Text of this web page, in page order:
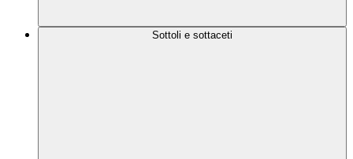
Sottoli e sottaceti